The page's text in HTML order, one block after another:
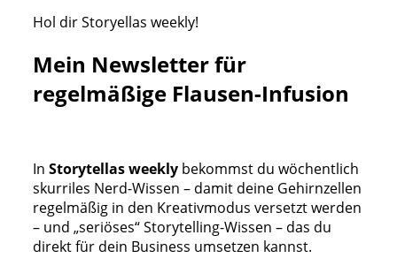
Hol dir Storyellas weekly!
Mein Newsletter für
regelmäßige Flausen-Infusion
In Storytellas weeklybekommst du wöchentlich
skurriles Nerd-Wissen – damit deine Gehirnzellen
regelmäßig in den Kreativmodus versetzt werden
– und „seriöses“ Storytelling-Wissen – das du
direkt für dein Business umsetzen kannst.